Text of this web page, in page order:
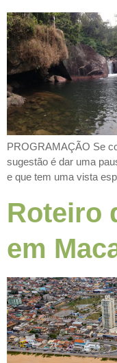
PROGRAMAÇÃO Se
sugestão é dar uma
e que tem uma vista
Roteiro
em